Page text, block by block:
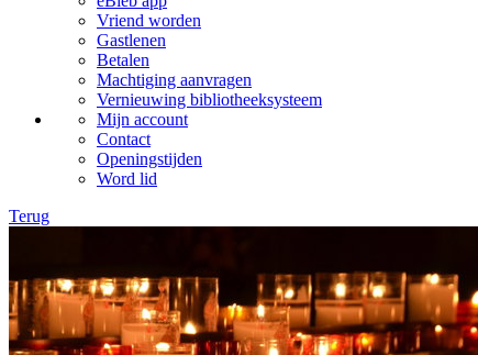
Vriend worden
Gastlenen
Betalen
Machtiging aanvragen
Vernieuwing bibliotheeksysteem
Mijn account
Contact
Openingstijden
Word lid
Terug